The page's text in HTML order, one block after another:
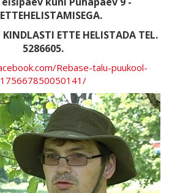
ETTEHELISTAMISEGA.
ETTE HELISTADA TEL.
5286605.
Rebase-talu-puukool-
175667850050141/